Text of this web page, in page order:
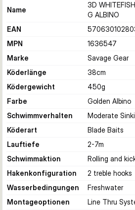
Name
3D
G ALBINO
EAN
MPN
1636547
Marke
Savage Gear
Köderlänge
38cm
Ködergewicht
450g
Farbe
Golden Albino
Schwimmverhalten
Moderate
Köderart
Blade Baits
Lauftiefe
2-7m
Schwimmaktion
Rolling and
Hakenkonfiguration
2 treble hooks
Wasserbedingungen
Freshwater
Montageoptionen
Line Thru